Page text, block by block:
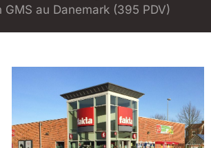
GMS au Danemark (395 PDV)